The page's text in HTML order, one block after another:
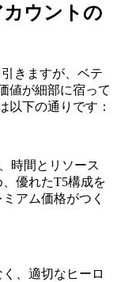
ウントの
きますが、ベテ
値が細部に宿って
以下の通りです：
時間とリソース
優れたT5構成を
アム価格がつく
、適切なヒーロ